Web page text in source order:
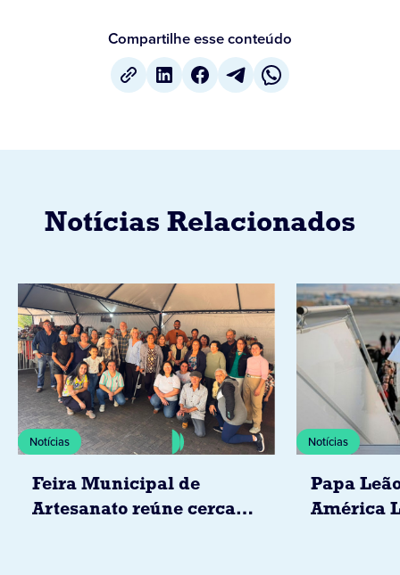
Compartilhe esse conteúdo
Notícias Relacionados
Notícias
Feira Municipal de
Artesanato reúne cerca
Notícias
Papa
América